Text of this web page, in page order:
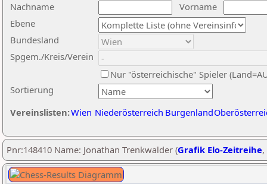
Nachname
Vorname
Ebene
Sortierung
Bundesland
Spgem./Kreis/Verein
Nur "österreichische" Spieler
Vereinslisten:Wien Niederösterreich Burgenland
Pnr:148410 Name: Jonathan Trenkwalder (Grafik Elo-Zeitreihe,